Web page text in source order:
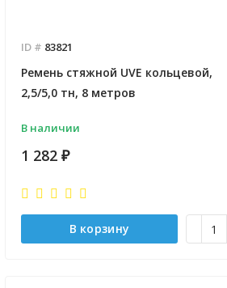
ID # 83821
Ремень стяжной UVE кольцевой,
2,5/5,0 тн, 8 метров
В наличии
1 282 ₽
В корзину